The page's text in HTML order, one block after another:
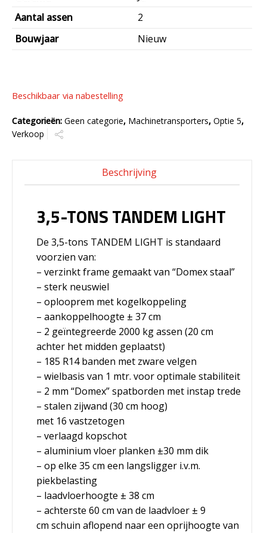
Aantal assen
2
Bouwjaar
Nieuw
Beschikbaar via nabestelling
Categorieën: Geen categorie, Machinetransporters, Optie 5,
Verkoop
Beschrijving
3,5-TONS TANDEM LIGHT
De 3,5-tons TANDEM LIGHT is standaard
voorzien van:
– verzinkt frame gemaakt van “Domex staal”
– sterk neuswiel
– oplooprem met kogelkoppeling
– aankoppelhoogte ± 37 cm
– 2 geïntegreerde 2000 kg assen (20 cm
achter het midden geplaatst)
– 185 R14 banden met zware velgen
– wielbasis van 1 mtr. voor optimale stabiliteit
– 2 mm “Domex” spatborden met instap trede
– stalen zijwand (30 cm hoog)
met 16 vastzetogen
– verlaagd kopschot
– aluminium vloer planken ±30 mm dik
– op elke 35 cm een langsligger i.v.m.
piekbelasting
– laadvloerhoogte ± 38 cm
– achterste 60 cm van de laadvloer ± 9
cm schuin aflopend naar een oprijhoogte van